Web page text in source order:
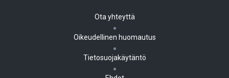
Ota yhteyttä
Oikeudellinen huomautus
Tietosuojakäytäntö